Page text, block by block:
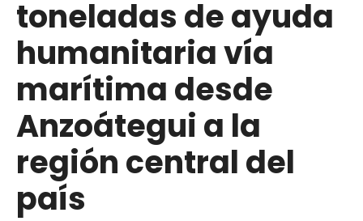
2026
toneladas de ayuda
humanitaria vía
marítima desde
Anzoátegui a la
región central del
país